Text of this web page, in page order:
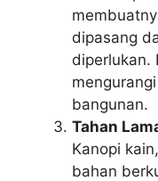
dipasang
diperlukan.
bangunan.
Tahan
Kanopi
bahan